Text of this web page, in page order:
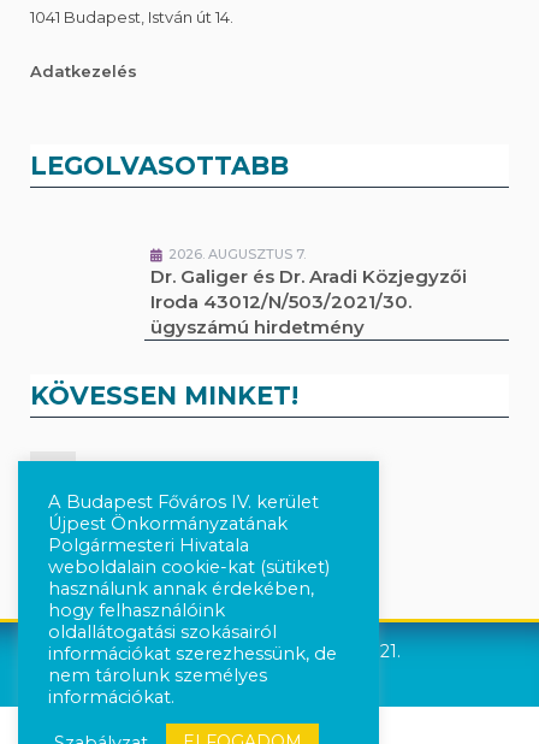
1041 Budapest, István út 14.
Adatkezelés
LEGOLVASOTTABB
2026. AUGUSZTUS 7.
Dr. Galiger és Dr. Aradi Közjegyzői
Iroda 43012/N/503/2021/30.
ügyszámú hirdetmény
KÖVESSEN MINKET!
Követés Instagram-on
Újpest Önkormányzata © 2021.
A Budapest Főváros IV. kerület
Újpest Önkormányzatának
Polgármesteri Hivatala
weboldalain cookie-kat (sütiket)
használunk annak érdekében,
hogy felhasználóink
oldallátogatási szokásairól
információkat szerezhessünk, de
nem tárolunk személyes
információkat.